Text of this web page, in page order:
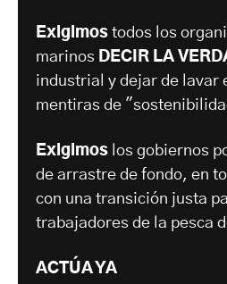
Exigimos todos los
marinos DECIR LA
industrial y dejar de lavar
mentiras de
Exigimos los gobiernos
de arrastre de fondo, en
con una transición justa
trabajadores de la pesca
ACTÚA YA